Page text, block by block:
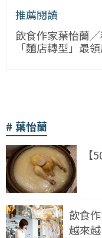
推薦閱讀
飲食作家葉怡蘭
「麵店轉型」最
葉怡蘭
飲食
越來